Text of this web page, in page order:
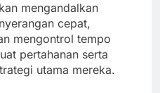
mengandalkan
cepat,
mengontrol tempo
pertahanan serta
utama mereka.